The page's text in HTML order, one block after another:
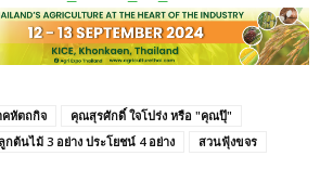
หัตถกิจ
คุณสุรศักดิ์ ใจโปร่ง หรือ "คุณปุ๊"
กต้นไม้ 3 อย่าง ประโยชน์ 4 อย่าง
สวนฟุ้งขจร